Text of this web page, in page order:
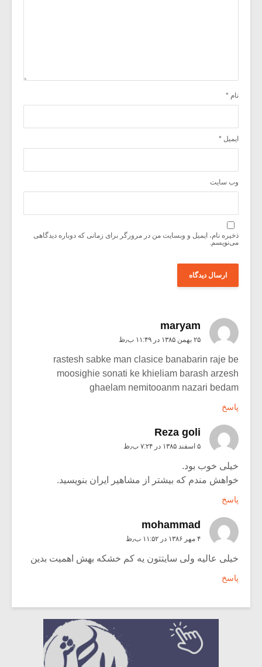
نام *
ایمیل *
وب‌ سایت
ذخیره نام، ایمیل و وبسایت من در مرورگر برای زمانی که دوباره دیدگاهی
می‌نویسم.
maryam
۲۵ بهمن ۱۳۸۵ در ۱۱:۴۹ ب٫ظ
rastesh sabke man clasice banabarin raje be
moosighie sonati ke khieliam barash arzesh
ghaelam nemitooanm nazari bedam
پاسخ
Reza goli
۵ اسفند ۱۳۸۵ در ۷:۲۴ ب٫ظ
خیلی خوب بود.
خواهش مندم که بیشتر از مشاهیر ایران بنویسید.
پاسخ
mohammad
۴ مهر ۱۳۸۶ در ۱۱:۵۲ ب٫ظ
خیلی عالیه ولی سایتتون یه کم خشکه بهش اهمیت بدین
پاسخ